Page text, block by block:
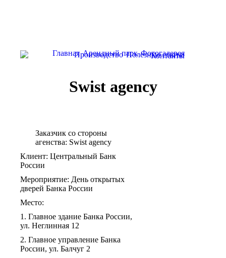
Главная Арендный парк Фотогалерея
Производство Полезные статьи
Контакты
Swist agency
Заказчик со стороны
агенства: Swist agency
Клиент: Центральный Банк
России
Мероприятие: День открытых
дверей Банка России
Место:
1. Главное здание Банка России,
ул. Неглинная 12
2. Главное управление Банка
России, ул. Балчуг 2